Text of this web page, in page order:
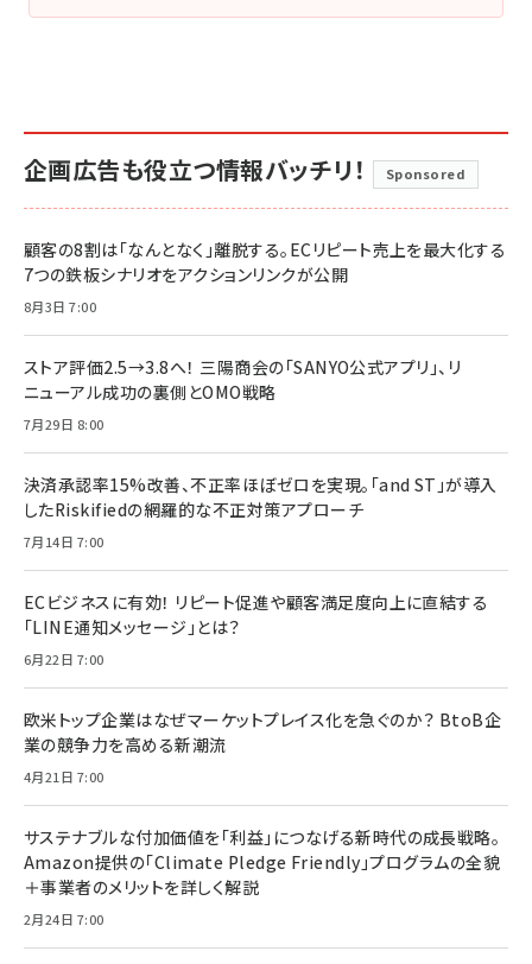
企画広告も役立つ情報バッチリ！ Sponsored
顧客の8割は「なんとなく」離脱する。ECリピート売上を最大化する
7つの鉄板シナリオをアクションリンクが公開
8月3日 7:00
ストア評価2.5→3.8へ！ 三陽商会の「SANYO公式アプリ」、リ
ニューアル成功の裏側とOMO戦略
7月29日 8:00
決済承認率15%改善、不正率ほぼゼロを実現。「and ST」が導入
したRiskifiedの網羅的な不正対策アプローチ
7月14日 7:00
ECビジネスに有効！ リピート促進や顧客満足度向上に直結する
「LINE通知メッセージ」とは？
6月22日 7:00
欧米トップ企業はなぜマーケットプレイス化を急ぐのか？ BtoB企
業の競争力を高める新潮流
4月21日 7:00
サステナブルな付加価値を「利益」につなげる新時代の成長戦略。
Amazon提供の「Climate Pledge Friendly」プログラムの全貌
＋事業者のメリットを詳しく解説
2月24日 7:00